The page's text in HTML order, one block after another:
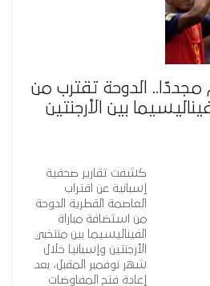
مجددًا.. الدوحة تقترب من
بين الأرجنتين
كشفت تقارير صحفية
إسبانية عن اقتراب
العاصمة القطرية الدوحة
من استضافة مباراة
الفيناليسيما بين منتخبي
الأرجنتين وإسبانيا خلال
شهر نوفمبر المقبل، بعد
إعادة فتح المفاوضات